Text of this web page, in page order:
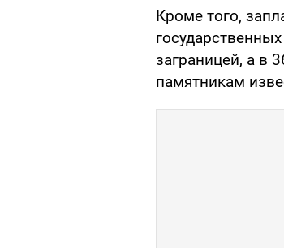
Кроме того,
заграницей, а в
памятникам